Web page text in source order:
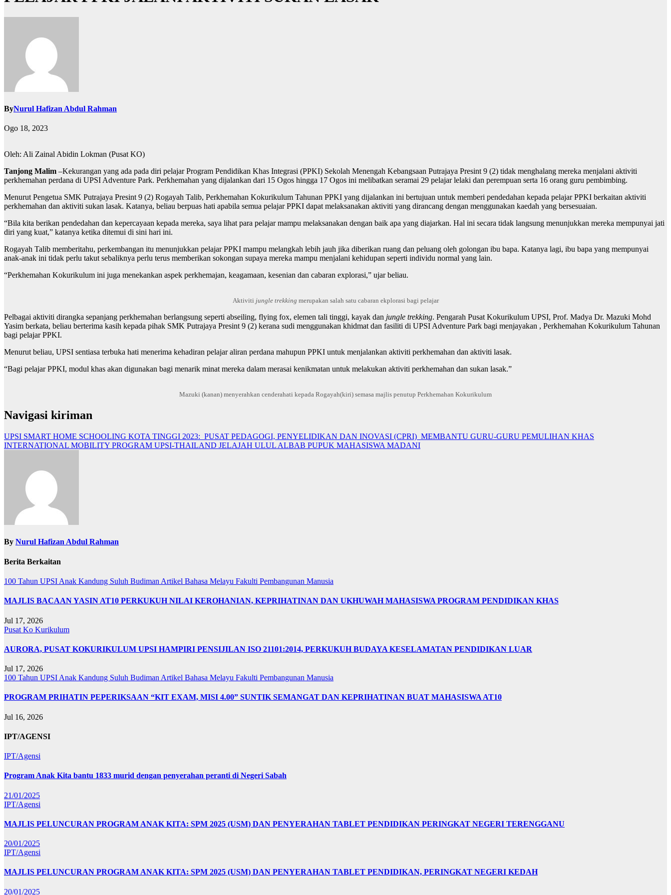
ByNurul Hafizan Abdul Rahman
Ogo 18, 2023
Oleh: Ali Zainal Abidin Lokman (Pusat KO)
Tanjong Malim –Kekurangan yang ada pada diri pelajar Program Pendidikan Khas Integrasi (PPKI) Sekolah Menengah Kebangsaan Putrajaya Presint 9 (2) tidak menghalang mereka menjalani aktiviti
perkhemahan perdana di UPSI Adventure Park. Perkhemahan yang dijalankan dari 15 Ogos hingga 17 Ogos ini melibatkan seramai 29 pelajar lelaki dan perempuan serta 16 orang guru pembimbing.
Menurut Pengetua SMK Putrajaya Presint 9 (2) Rogayah Talib, Perkhemahan Kokurikulum Tahunan PPKI yang dijalankan ini bertujuan untuk memberi pendedahan kepada pelajar PPKI berkaitan aktiviti
perkhemahan dan aktiviti sukan lasak. Katanya, beliau berpuas hati apabila semua pelajar PPKI dapat melaksanakan aktiviti yang dirancang dengan menggunakan kaedah yang bersesuaian.
“Bila kita berikan pendedahan dan kepercayaan kepada mereka, saya lihat para pelajar mampu melaksanakan dengan baik apa yang diajarkan. Hal ini secara tidak langsung menunjukkan mereka mempunyai jati
diri yang kuat,” katanya ketika ditemui di sini hari ini.
Rogayah Talib memberitahu, perkembangan itu menunjukkan pelajar PPKI mampu melangkah lebih jauh jika diberikan ruang dan peluang oleh golongan ibu bapa. Katanya lagi, ibu bapa yang mempunyai
anak-anak ini tidak perlu takut sebaliknya perlu terus memberikan sokongan supaya mereka mampu menjalani kehidupan seperti individu normal yang lain.
“Perkhemahan Kokurikulum ini juga menekankan aspek perkhemajan, keagamaan, kesenian dan cabaran explorasi,” ujar beliau.
Aktiviti jungle trekking merupakan salah satu cabaran ekplorasi bagi pelajar
Pelbagai aktiviti dirangka sepanjang perkhemahan berlangsung seperti abseiling, flying fox, elemen tali tinggi, kayak dan jungle trekking. Pengarah Pusat Kokurikulum UPSI, Prof. Madya Dr. Mazuki Mohd
Yasim berkata, beliau berterima kasih kepada pihak SMK Putrajaya Presint 9 (2) kerana sudi menggunakan khidmat dan fasiliti di UPSI Adventure Park bagi menjayakan , Perkhemahan Kokurikulum Tahunan
bagi pelajar PPKI.
Menurut beliau, UPSI sentiasa terbuka hati menerima kehadiran pelajar aliran perdana mahupun PPKI untuk menjalankan aktiviti perkhemahan dan aktiviti lasak.
“Bagi pelajar PPKI, modul khas akan digunakan bagi menarik minat mereka dalam merasai kenikmatan untuk melakukan aktiviti perkhemahan dan sukan lasak.”
Mazuki (kanan) menyerahkan cenderahati kepada Rogayah(kiri) semasa majlis penutup Perkhemahan Kokurikulum
Navigasi kiriman
UPSI SMART HOME SCHOOLING KOTA TINGGI 2023: PUSAT PEDAGOGI, PENYELIDIKAN DAN INOVASI (CPRI) MEMBANTU GURU-GURU PEMULIHAN KHAS
INTERNATIONAL MOBILITY PROGRAM UPSI-THAILAND JELAJAH ULUL ALBAB PUPUK MAHASISWA MADANI
By Nurul Hafizan Abdul Rahman
Berita Berkaitan
100 Tahun UPSI Anak Kandung Suluh Budiman Artikel Bahasa Melayu Fakulti Pembangunan Manusia
MAJLIS BACAAN YASIN AT10 PERKUKUH NILAI KEROHANIAN, KEPRIHATINAN DAN UKHUWAH MAHASISWA PROGRAM PENDIDIKAN KHAS
Jul 17, 2026
Pusat Ko Kurikulum
AURORA, PUSAT KOKURIKULUM UPSI HAMPIRI PENSIJILAN ISO 21101:2014, PERKUKUH BUDAYA KESELAMATAN PENDIDIKAN LUAR
Jul 17, 2026
100 Tahun UPSI Anak Kandung Suluh Budiman Artikel Bahasa Melayu Fakulti Pembangunan Manusia
PROGRAM PRIHATIN PEPERIKSAAN “KIT EXAM, MISI 4.00” SUNTIK SEMANGAT DAN KEPRIHATINAN BUAT MAHASISWA AT10
Jul 16, 2026
IPT/AGENSI
IPT/Agensi
Program Anak Kita bantu 1833 murid dengan penyerahan peranti di Negeri Sabah
21/01/2025
IPT/Agensi
MAJLIS PELUNCURAN PROGRAM ANAK KITA: SPM 2025 (USM) DAN PENYERAHAN TABLET PENDIDIKAN PERINGKAT NEGERI TERENGGANU
20/01/2025
IPT/Agensi
MAJLIS PELUNCURAN PROGRAM ANAK KITA: SPM 2025 (USM) DAN PENYERAHAN TABLET PENDIDIKAN, PERINGKAT NEGERI KEDAH
20/01/2025